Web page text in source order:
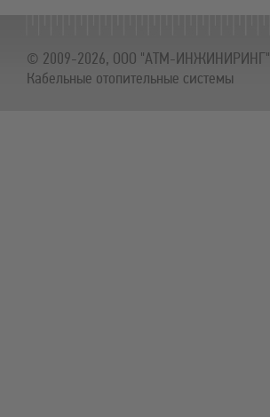
© 2009-2026, ООО "АТМ-ИНЖИНИРИНГ"
Кабельные отопительные системы